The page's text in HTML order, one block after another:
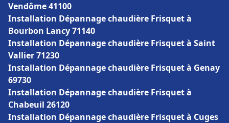
Vendôme 41100
Installation Dépannage chaudière Frisquet à
Bourbon Lancy 71140
Installation Dépannage chaudière Frisquet à Saint
Vallier 71230
Installation Dépannage chaudière Frisquet à Genay
69730
Installation Dépannage chaudière Frisquet à
Chabeuil 26120
Installation Dépannage chaudière Frisquet à Cuges